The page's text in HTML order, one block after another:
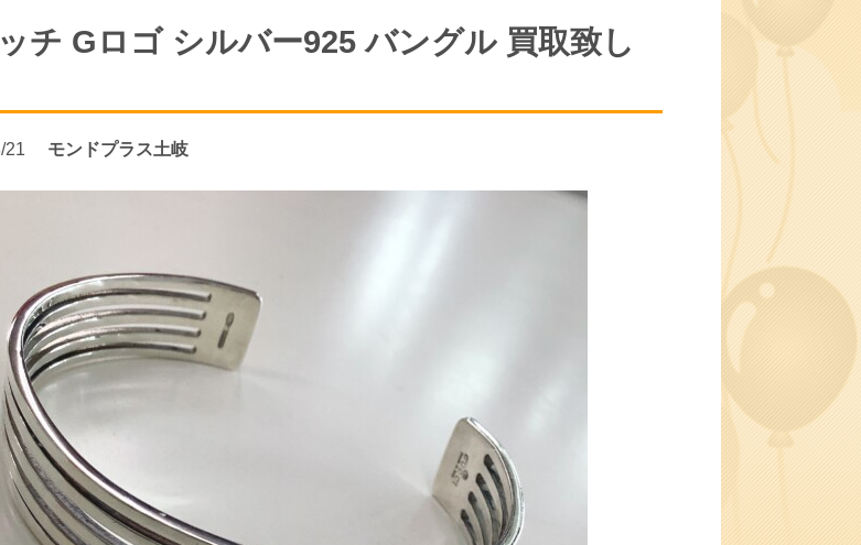
チ Gロゴ シルバー925 バングル 買取致し
21 モンドプラス土岐